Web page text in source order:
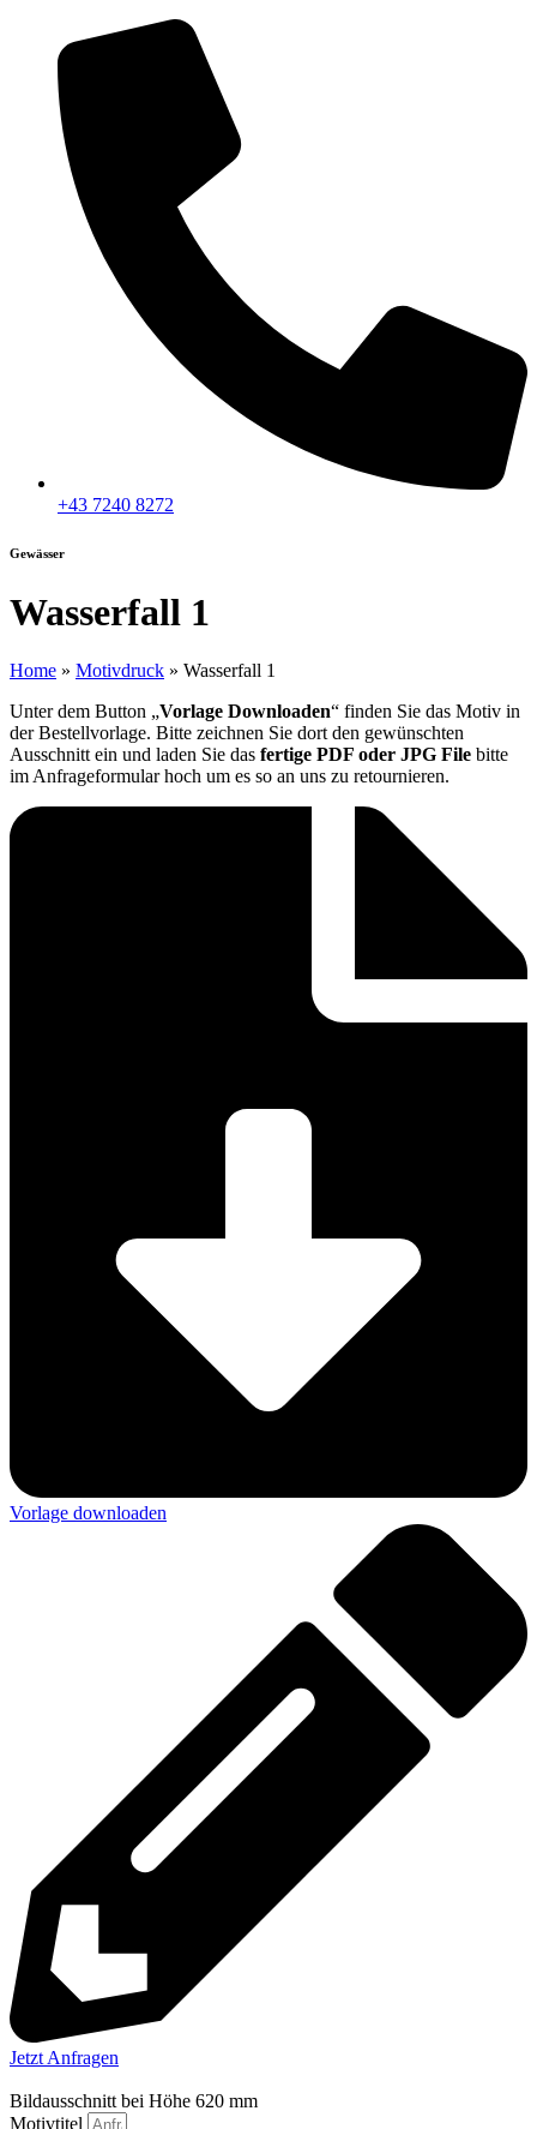
+43 7240 8272
Gewässer
Wasserfall 1
Home » Motivdruck » Wasserfall 1
Unter dem Button „Vorlage Downloaden“ finden Sie das Motiv in
der Bestellvorlage. Bitte zeichnen Sie dort den gewünschten
Ausschnitt ein und laden Sie das fertige PDF oder JPG File bitte
im Anfrageformular hoch um es so an uns zu retournieren.
Vorlage downloaden
Jetzt Anfragen
Bildausschnitt bei Höhe 620 mm
Motivtitel